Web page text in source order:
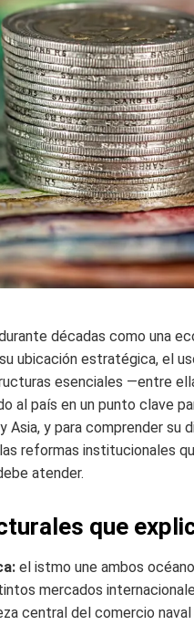
décadas como una
ubicación estratégica, el
esenciales —entre
al país en un punto clave
Asia, y para comprender su
reformas institucionales
atender.
que
el istmo une ambos
mercados
central del comercio